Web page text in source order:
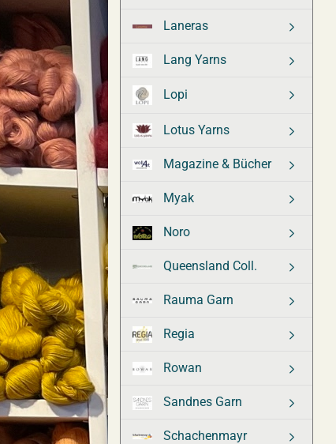
Laneras
Lang Yarns
Lopi
Lotus Yarns
Magazine & Bücher
Myak
Noro
Queensland Coll.
Rauma Garn
Regia
Rowan
Sandnes Garn
Schachenmayr